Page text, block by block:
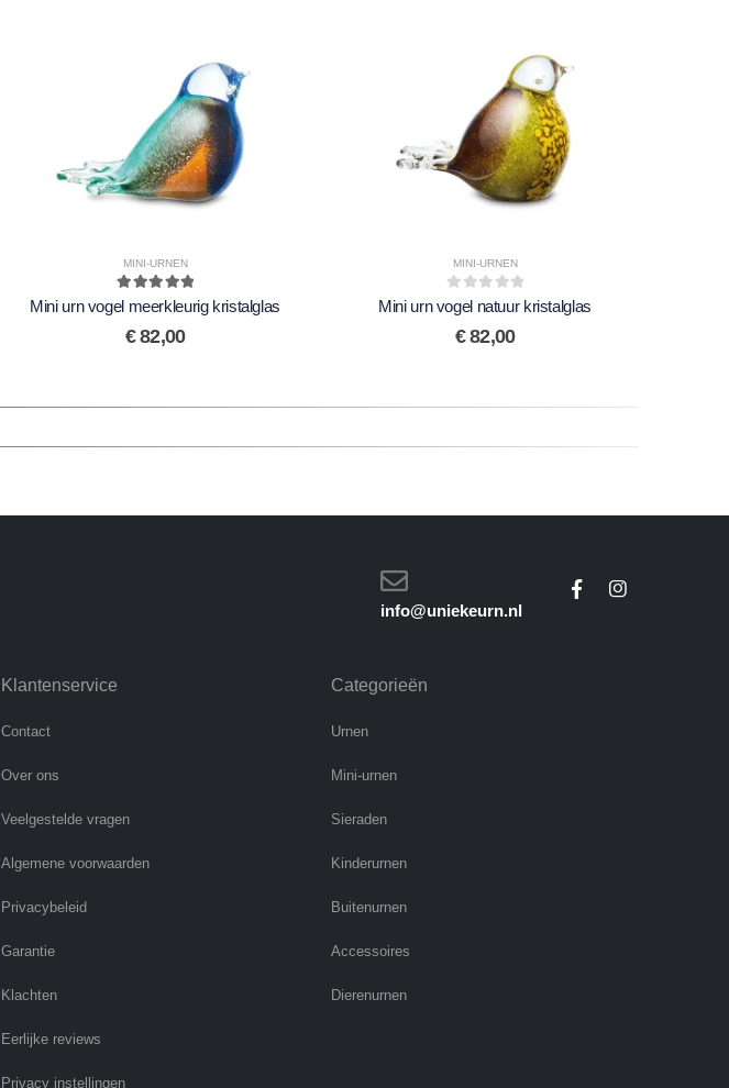
MINI-URNEN
5.00 out of 5
Mini urn vogel meerkleurig kristalglas
€82,00
MINI-URNEN
0out of 5
Mini urn vogel natuur kristalglas
€82,00
info@uniekeurn.nl
Klantenservice
Contact
Over ons
Veelgestelde vragen
Algemene voorwaarden
Privacybeleid
Garantie
Klachten
Eerlijke reviews
Privacy instellingen
Categorieën
Urnen
Mini-urnen
Sieraden
Kinderurnen
Buitenurnen
Accessoires
Dierenurnen